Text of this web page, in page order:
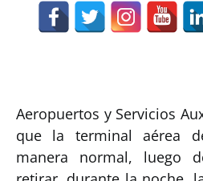
Aeropuertos y Servicios
que la terminal aérea
manera normal, luego